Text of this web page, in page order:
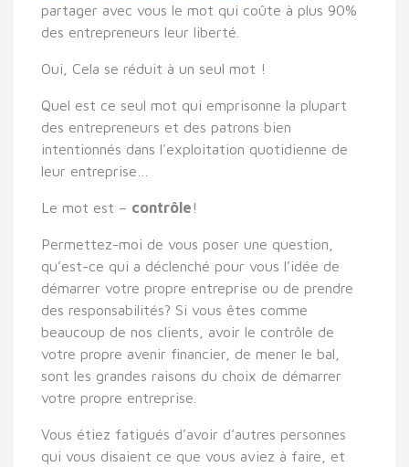
partager avec vous le mot qui coûte à plus 90%
des entrepreneurs leur liberté.
Oui, Cela se réduit à un seul mot !
Quel est ce seul mot qui emprisonne la plupart
des entrepreneurs et des patrons bien
intentionnés dans l'exploitation quotidienne de
leur entreprise…
Le mot est – contrôle !
Permettez-moi de vous poser une question,
qu’est-ce qui a déclenché pour vous l’idée de
démarrer votre propre entreprise ou de prendre
des responsabilités? Si vous êtes comme
beaucoup de nos clients, avoir le contrôle de
votre propre avenir financier, de mener le bal,
sont les grandes raisons du choix de démarrer
votre propre entreprise.
Vous étiez fatigués d’avoir d’autres personnes
qui vous disaient ce que vous aviez à faire, et